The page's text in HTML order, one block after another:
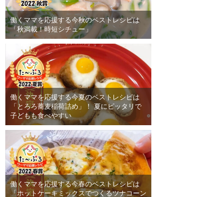
働くママを応援する今秋のベストレシピは
「秋満載！時短シチュー」
働くママを応援する今夏のベストレシピは
「とろろ蕎麦稲荷詰め」！ 夏にピッタリで
子どもも食べやすい
働くママを応援する今春のベストレシピは
「ホットケーキミックスでつくるツナコーン